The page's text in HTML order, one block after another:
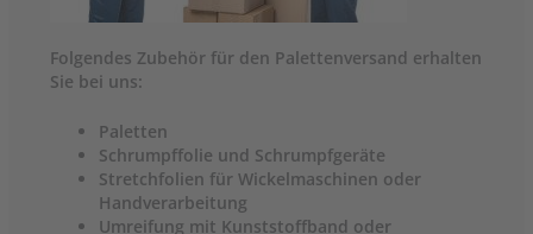
Folgendes Zubehör für den Palettenversand erhalten
Sie bei uns:
Paletten
Schrumpffolie und Schrumpfgeräte
Stretchfolien für Wickelmaschinen oder
Handverarbeitung
Umreifung mit Kunststoffband oder